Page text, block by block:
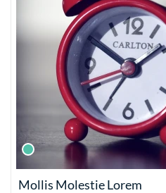
Mollis Molestie Lorem